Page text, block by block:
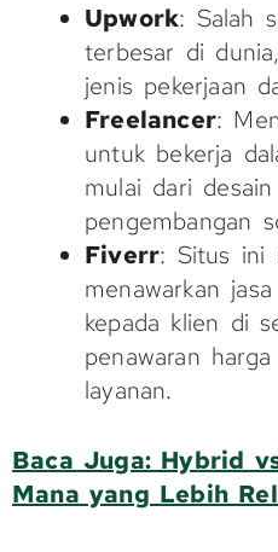
Upwork: Salah
terbesar di
jenis pekerjaan
Freelancer:
untuk bekerja
mulai dari
pengembangan
Fiverr: Situs ini
menawarkan
kepada klien di
penawaran
layanan.
Baca Juga: Hybrid
Mana yang Lebih